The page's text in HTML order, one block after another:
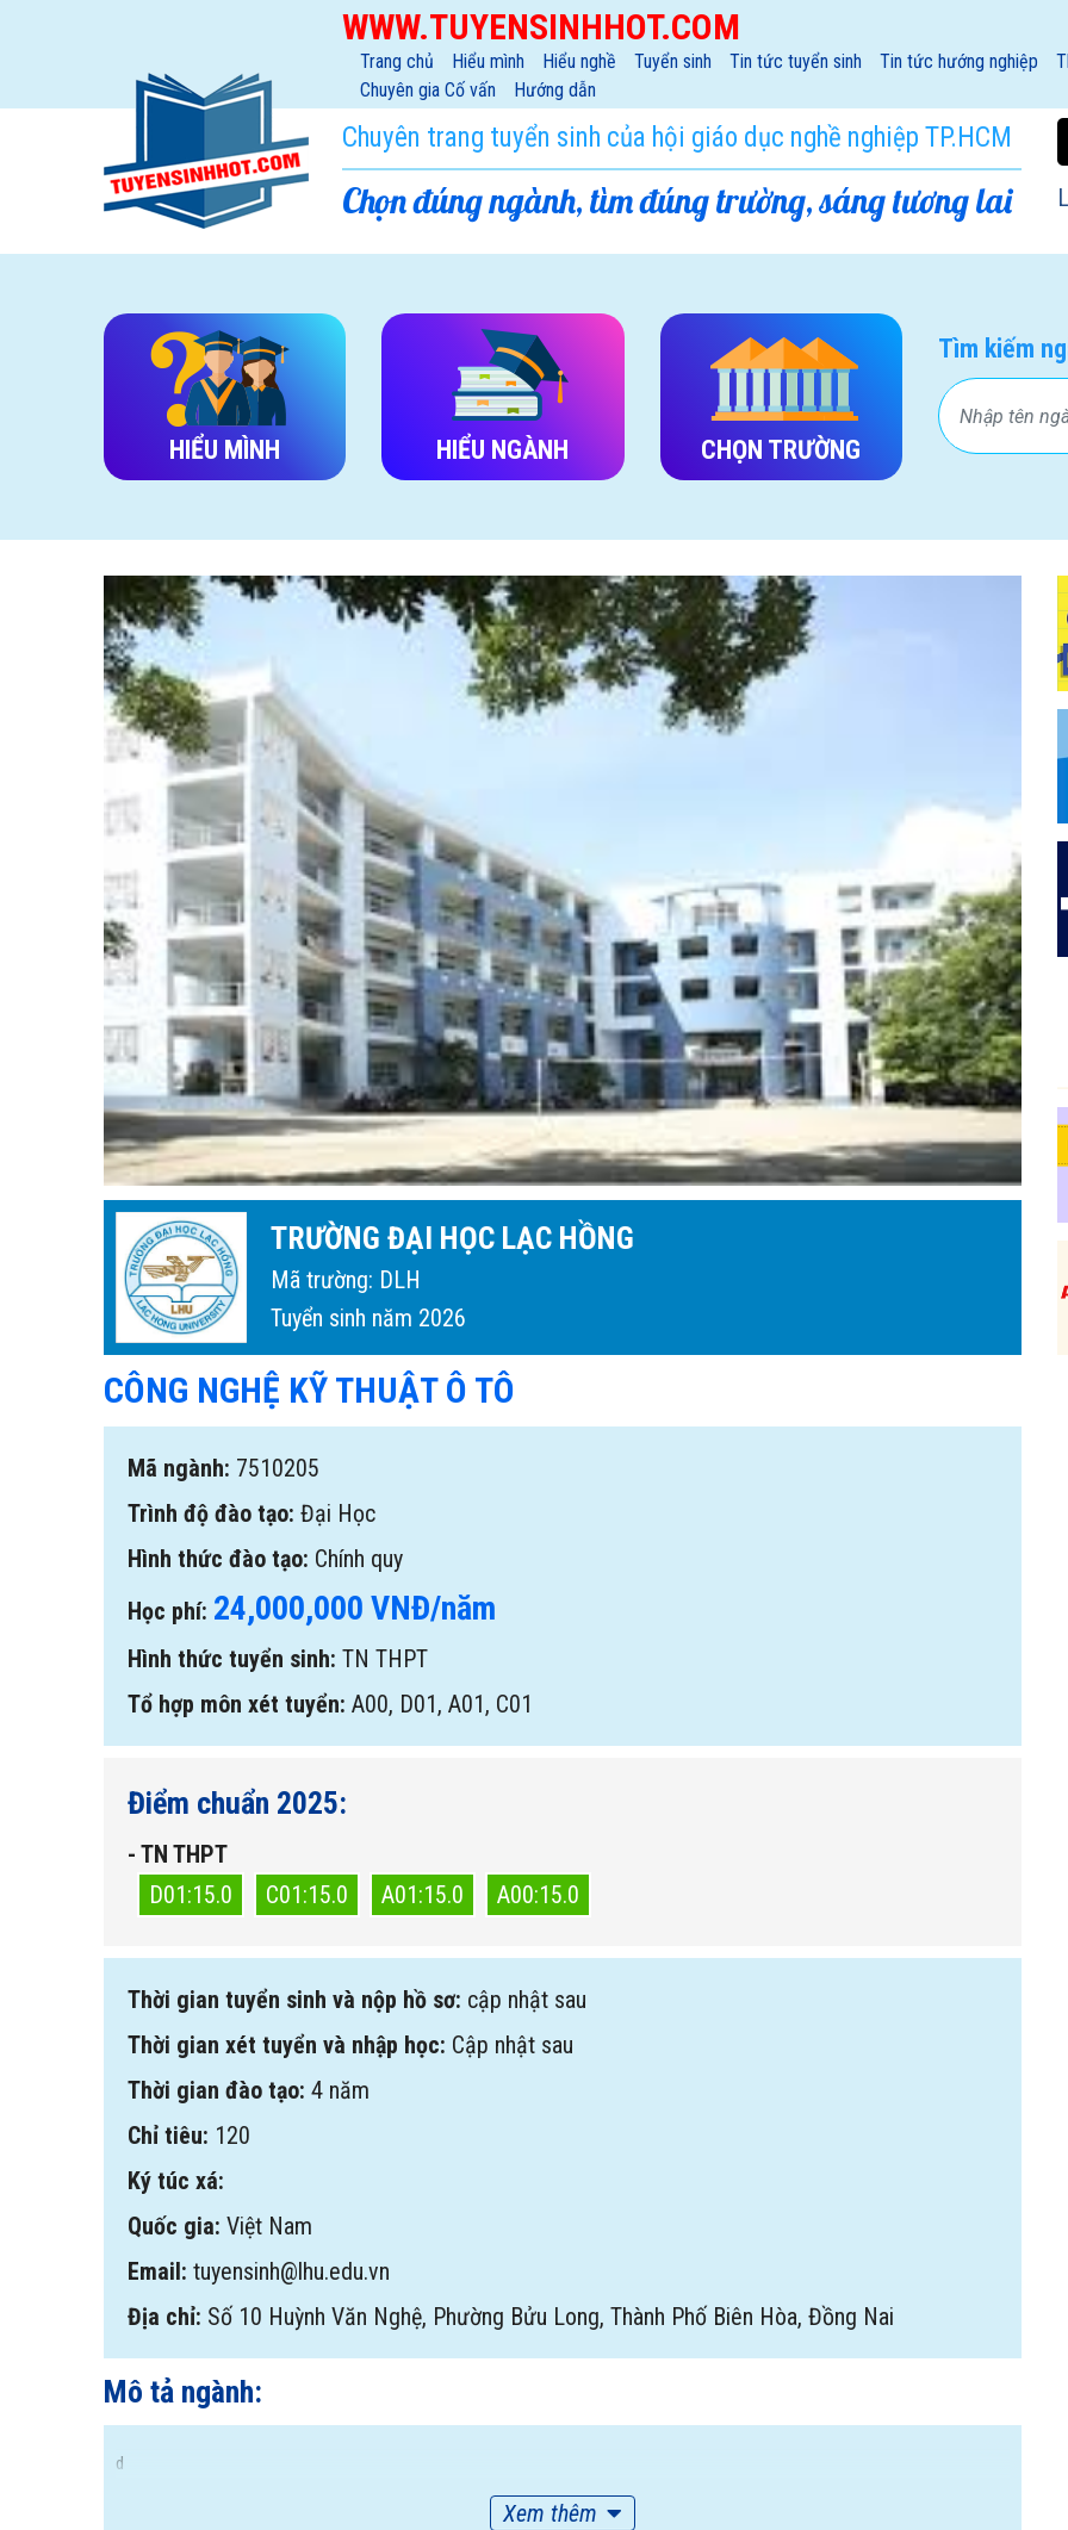
WWW.TUYENSINHHOT.COM
Trang chủ Hiểu mình Hiểu nghề Tuyển sinh Tin tức tuyển sinh Tin tức hướng nghiệp
Chuyên gia Cố vấn
Hướng dẫn
Chuyên trang tuyển sinh của hội giáo dục nghề nghiệp TP.HCM
Chọn đúng ngành, tìm đúng trường, sáng tương lai
Tìm kiếm
HIỂU MÌNH HIỂU NGÀNH CHỌN TRƯỜNG
TRƯỜNG ĐẠI HỌC LẠC HỒNG
Mã trường: DLH
Tuyển sinh năm 2026
CÔNG NGHỆ KỸ THUẬT Ô TÔ
Mã ngành: 7510205
Trình độ đào tạo: Đại Học
Hình thức đào tạo: Chính quy
Học phí: 24,000,000 VNĐ/năm
Hình thức tuyển sinh: TN THPT
Tổ hợp môn xét tuyển: A00, D01, A01, C01
Điểm chuẩn 2025:
- TN THPT
D01:15.0
C01:15.0 A01:15.0 A00:15.0
Thời gian tuyển sinh và nộp hồ sơ: cập nhật sau
Thời gian xét tuyển và nhập học: Cập nhật sau
Thời gian đào tạo: 4 năm
Chỉ tiêu: 120
Ký túc xá:
Quốc gia: Việt Nam
Email: tuyensinh@lhu.edu.vn
Địa chỉ: Số 10 Huỳnh Văn Nghệ, Phường Bửu Long, Thành Phố Biên Hòa, Đồng Nai
Mô tả ngành:
d
Xem thêm